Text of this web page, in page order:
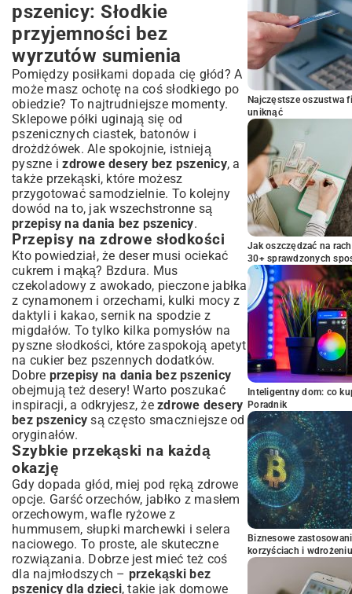
pszenicy: Słodkie
przyjemności bez
wyrzutów sumienia
Pomiędzy posiłkami dopada cię głód? A
może masz ochotę na coś słodkiego po
obiedzie? To najtrudniejsze momenty.
Sklepowe półki uginają się od
pszenicznych ciastek, batonów i
drożdżówek. Ale spokojnie, istnieją
pyszne izdrowe desery bez pszenicy, a
także przekąski, które możesz
przygotować samodzielnie. To kolejny
dowód na to, jak wszechstronne są
przepisy na dania bez pszenicy.
Przepisy na zdrowe słodkości
Kto powiedział, że deser musi ociekać
cukrem i mąką? Bzdura. Mus
czekoladowy z awokado, pieczone jabłka
z cynamonem i orzechami, kulki mocy z
daktyli i kakao, sernik na spodzie z
migdałów. To tylko kilka pomysłów na
pyszne słodkości, które zaspokoją apetyt
na cukier bez pszennych dodatków.
Dobre przepisy na dania bez pszenicy
obejmują też desery! Warto poszukać
inspiracji, a odkryjesz, że zdrowe desery
bez pszenicy są często smaczniejsze od
oryginałów.
Szybkie przekąski na każdą
okazję
Gdy dopada głód, miej pod ręką zdrowe
opcje. Garść orzechów, jabłko z masłem
orzechowym, wafle ryżowe z
hummusem, słupki marchewki i selera
naciowego. To proste, ale skuteczne
rozwiązania. Dobrze jest mieć też coś
dla najmłodszych – przekąski bez
pszenicy dla dzieci, takie jak domowe
Najczęstsze oszustwa
uniknąć
Jak oszczędzać na
30+ sprawdzonych
Inteligentny dom: co
Poradnik
Biznesowe
korzyściach i wdrożeniu